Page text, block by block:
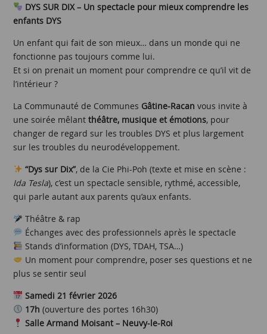
DYS SUR DIX – Un spectacle pour mieux comprendre les
enfants DYS
Un enfant qui fait de son mieux… dans un monde qui ne
fonctionne pas toujours comme lui.
Et si on prenait un moment pour comprendre ce qu’il vit de
l’intérieur ?
La Communauté de Communes Gâtine-Racan vous invite à
une soirée mêlantthéâtre, musique et émotions, pour
changer de regard sur les troubles DYS et plus largement
sur les troubles du neurodéveloppement.
“Dys sur Dix”, de la Cie Phi-Poh (texte et mise en scène :
Ida Tesla), c’est un spectacle sensible, rythmé, accessible,
qui parle autant aux parents qu’aux enfants.
Théâtre & rap
Échanges avec des professionnels après le spectacle
Stands d’information (DYS, TDAH, TSA…)
Un moment pour comprendre, poser ses questions et ne
plus se sentir seul
Samedi 21 février 2026
17h (ouverture des portes 16h30)
Salle Armand Moisant – Neuvy-le-Roi